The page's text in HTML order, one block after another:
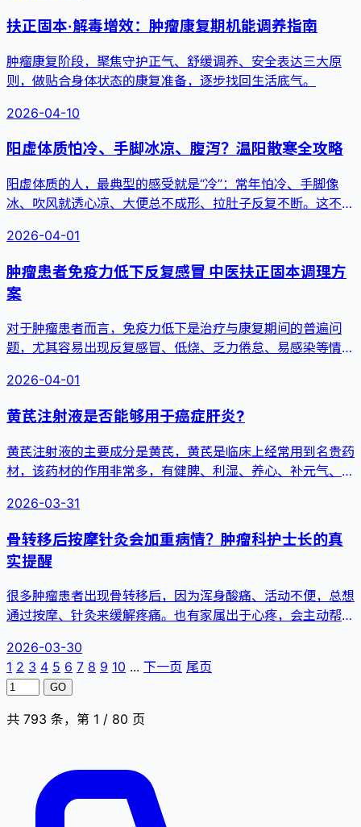
扶正固本·解毒增效：肿瘤康复期机能调养指南
肿瘤康复阶段，聚焦守护正气、舒缓调养、安全表达三大原
则，做贴合身体状态的康复准备，逐步找回生活底气。
2026-04-10
阳虚体质怕冷、手脚冰凉、腹泻？温阳散寒全攻略
阳虚体质的人，最典型的感受就是“冷”：常年怕冷、手脚像
冰、吹风就透心凉、大便总不成形、拉肚子反复不断。这不是
2026-04-01
肿瘤患者免疫力低下反复感冒 中医扶正固本调理方
案
对于肿瘤患者而言，免疫力低下是治疗与康复期间的普遍问
题，尤其容易出现反复感冒、低烧、乏力倦怠、易感染等情
2026-04-01
黄芪注射液是否能够用于癌症肝炎?
黄芪注射液的主要成分是黄芪，黄芪是临床上经常用到名贵药
材，该药材的作用非常多，有健脾、利湿、养心、补元气、扶
2026-03-31
骨转移后按摩针灸会加重病情？肿瘤科护士长的真
实提醒
很多肿瘤患者出现骨转移后，因为浑身酸痛、活动不便，总想
通过按摩、针灸来缓解疼痛。也有家属出于心疼，会主动帮患
2026-03-30
1 2 3 4 5 6 7 8 9 10 ... 下一页 尾页
GO
共 793 条，第 1 / 80 页